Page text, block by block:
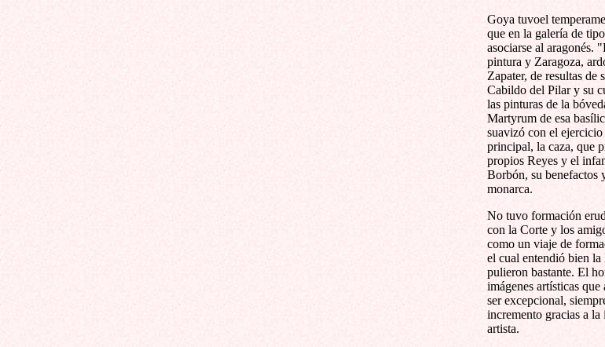
Goya tuvoel
que en la galería de
asociarse al aragonés.
pintura y Zaragoza,
Zapater, de resultas de
Cabildo del Pilar y su
las pinturas de la
Martyrum de esa
suavizó con el ejercicio
principal, la caza, que
propios Reyes y el
Borbón, su benefactos
monarca.
No tuvo formación
con la Corte y los
como un viaje de
el cual entendió bien
pulieron bastante. El
imágenes artísticas
ser excepcional,
incremento gracias a
artista.